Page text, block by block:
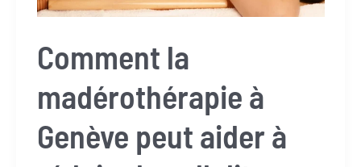
à
Genève
Comment la
madérothérapie à
Genève peut aider à